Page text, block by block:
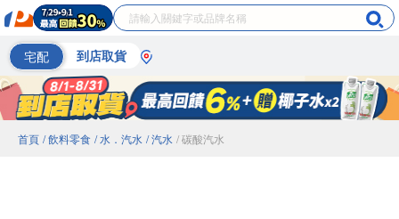
宅配 到店取貨
首頁 / 飲料零食 / 水．汽水 / 汽水 / 碳酸汽水